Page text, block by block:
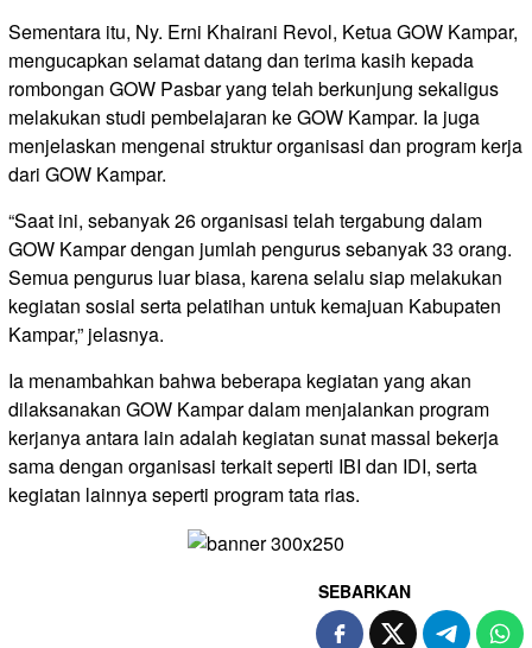
Sementara itu, Ny. Erni Khairani Revol, Ketua GOW Kampar,
mengucapkan selamat datang dan terima kasih kepada
rombongan GOW Pasbar yang telah berkunjung sekaligus
melakukan studi pembelajaran ke GOW Kampar. Ia juga
menjelaskan mengenai struktur organisasi dan program kerja
dari GOW Kampar.
“Saat ini, sebanyak 26 organisasi telah tergabung dalam
GOW Kampar dengan jumlah pengurus sebanyak 33 orang.
Semua pengurus luar biasa, karena selalu siap melakukan
kegiatan sosial serta pelatihan untuk kemajuan Kabupaten
Kampar,” jelasnya.
Ia menambahkan bahwa beberapa kegiatan yang akan
dilaksanakan GOW Kampar dalam menjalankan program
kerjanya antara lain adalah kegiatan sunat massal bekerja
sama dengan organisasi terkait seperti IBI dan IDI, serta
kegiatan lainnya seperti program tata rias.
SEBARKAN